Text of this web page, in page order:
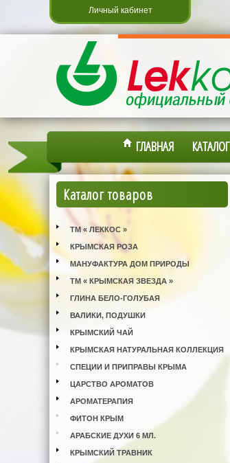
Личный кабинет
ГЛАВНАЯ КАТАЛОГ
Каталог товаров
ТМ « ЛЕККОС »
КРЫМСКАЯ РОЗА
МАНУФАКТУРА ДОМ ПРИРОДЫ
ТМ « КРЫМСКАЯ ЗВЕЗДА »
ГЛИНА БЕЛО-ГОЛУБАЯ
ВАЛИКИ, ПОДУШКИ
КРЫМСКИЙ ЧАЙ
КРЫМСКАЯ НАТУРАЛЬНАЯ КОЛЛЕКЦИЯ
СПЕЦИИ И ПРИПРАВЫ КРЫМА
ЦАРСТВО АРОМАТОВ
АРОМАТЕРАПИЯ
ФИТОН КРЫМ
АРАБСКИЕ ДУХИ 6 МЛ.
КРЫМСКИЙ ТРАВНИК